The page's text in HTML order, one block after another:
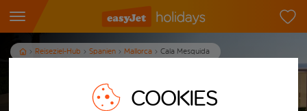
Reiseziel-Hub Spanien Mallorca Cala Mesquida
Urlaub in Cala Mesquida
COOKIES